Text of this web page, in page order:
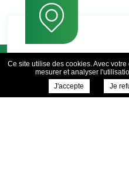
Ce site utilise des cookies. Avec
mesurer et analyser
J'accepte
Je